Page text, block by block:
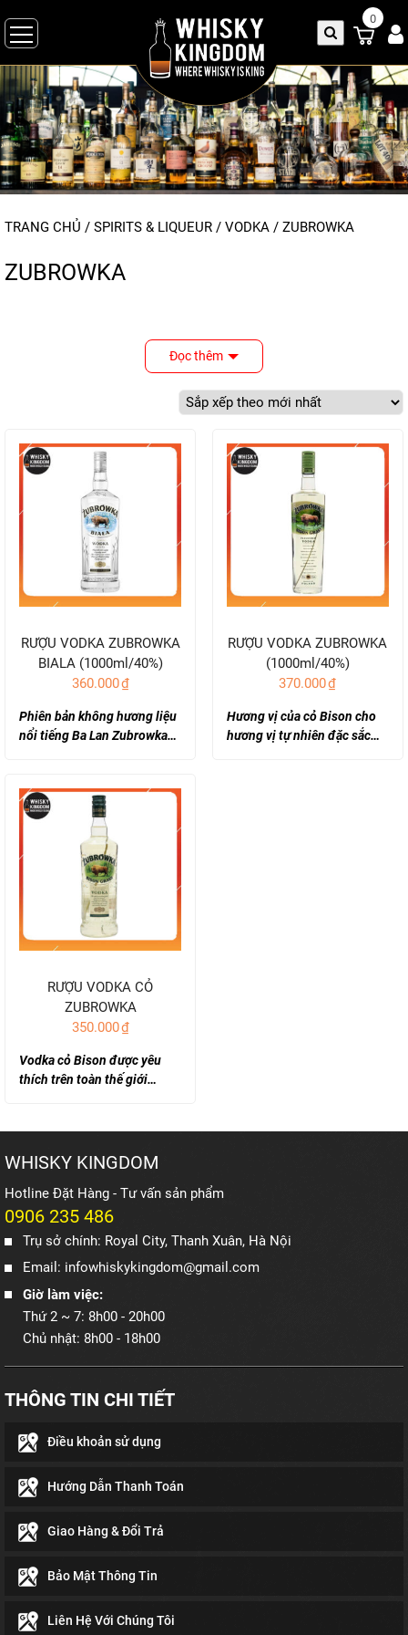
0
TRANG CHỦ / SPIRITS & LIQUEUR / VODKA / ZUBROWKA
ZUBROWKA
Đọc thêm
RƯỢU VODKA ZUBROWKA
BIALA (1000ml/40%)
360.000₫
Phiên bản không hương liệu
nổi tiếng Ba Lan Zubrowka…
RƯỢU VODKA ZUBROWKA
(1000ml/40%)
370.000₫
Hương vị của cỏ Bison cho
hương vị tự nhiên đặc sắc…
RƯỢU VODKA CỎ
ZUBROWKA
(700ml/37.5%)
350.000₫
Vodka cỏ Bison được yêu
thích trên toàn thế giới…
WHISKY KINGDOM
Hotline Đặt Hàng - Tư vấn sản phẩm
0906 235 486
Trụ sở chính: Royal City, Thanh Xuân, Hà Nội
Email: infowhiskykingdom@gmail.com
Giờ làm việc:
Thứ 2 ~ 7: 8h00 - 20h00
Chủ nhật: 8h00 - 18h00
THÔNG TIN CHI TIẾT
Điều khoản sử dụng
Hướng Dẫn Thanh Toán
Giao Hàng & Đổi Trả
Bảo Mật Thông Tin
Liên Hệ Với Chúng Tôi